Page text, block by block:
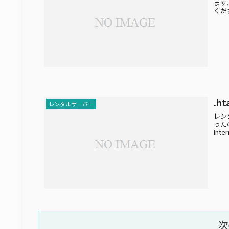
ま
く
レンタルサーバー
レ
っ